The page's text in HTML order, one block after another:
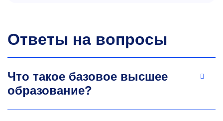
Анастасия Владимировна
К.т.н., доцент кафедры металловедения
цветных металлов, зав. лабораторией
Ответы на вопросы
Что такое базовое высшее
образование?